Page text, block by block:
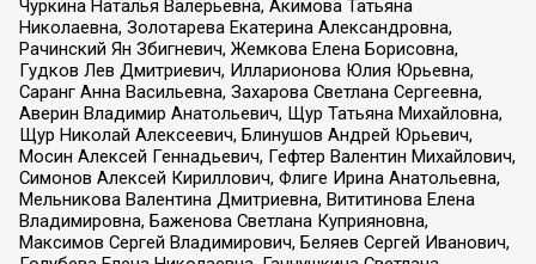
Чуркина Наталья Валерьевна, Акимова Татьяна
Николаевна, Золотарева Екатерина Александровна,
Рачинский Ян Збигневич, Жемкова Елена Борисовна,
Гудков Лев Дмитриевич, Илларионова Юлия Юрьевна,
Саранг Анна Васильевна, Захарова Светлана Сергеевна,
Аверин Владимир Анатольевич, Щур Татьяна Михайловна,
Щур Николай Алексеевич, Блинушов Андрей Юрьевич,
Мосин Алексей Геннадьевич, Гефтер Валентин Михайлович,
Симонов Алексей Кириллович, Флиге Ирина Анатольевна,
Мельникова Валентина Дмитриевна, Вититинова Елена
Владимировна, Баженова Светлана Куприяновна,
Максимов Сергей Владимирович, Беляев Сергей Иванович,